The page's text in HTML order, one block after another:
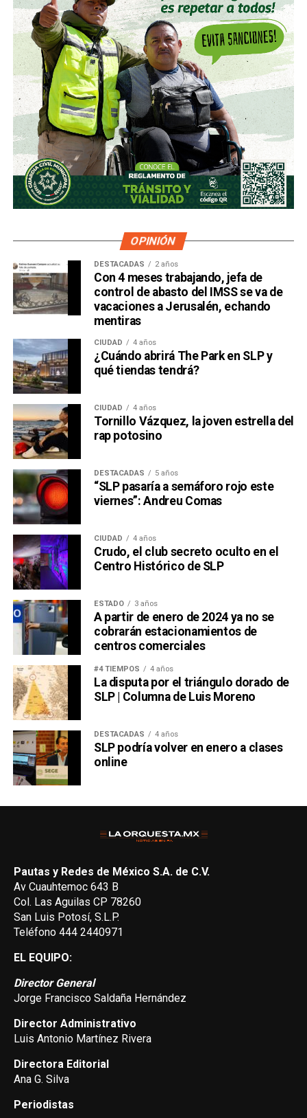
OPINIÓN
DESTACADAS 2 años
Con 4 meses trabajando, jefa de
control de abasto del IMSS se va de
vacaciones a Jerusalén, echando
mentiras
CIUDAD 4 años
¿Cuándo abrirá The Park en SLP y
qué tiendas tendrá?
CIUDAD 4 años
Tornillo Vázquez, la joven estrella del
rap potosino
DESTACADAS 5 años
“SLP pasaría a semáforo rojo este
viernes”: Andreu Comas
CIUDAD 4 años
Crudo, el club secreto oculto en el
Centro Histórico de SLP
ESTADO 3 años
A partir de enero de 2024 ya no se
cobrarán estacionamientos de
centros comerciales
#4 TIEMPOS 4 años
La disputa por el triángulo dorado de
SLP | Columna de Luis Moreno
DESTACADAS 4 años
SLP podría volver en enero a clases
online
Pautas y Redes de México S.A. de C.V.
Av Cuauhtemoc 643 B
Col. Las Aguilas CP 78260
San Luis Potosí, S.L.P.
Teléfono 444 2440971
EL EQUIPO:
Director General
Jorge Francisco Saldaña Hernández
Director Administrativo
Luis Antonio Martínez Rivera
Directora Editorial
Ana G. Silva
Periodistas